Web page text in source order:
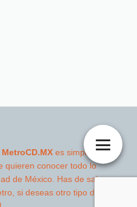
MetroCD.MX es simplemente
quieren conocer todo lo
de México. Has de saber que
si deseas otro tipo de datos